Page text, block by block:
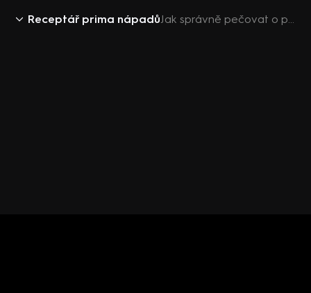
Receptář prima nápadů Jak správně pečovat o papouška